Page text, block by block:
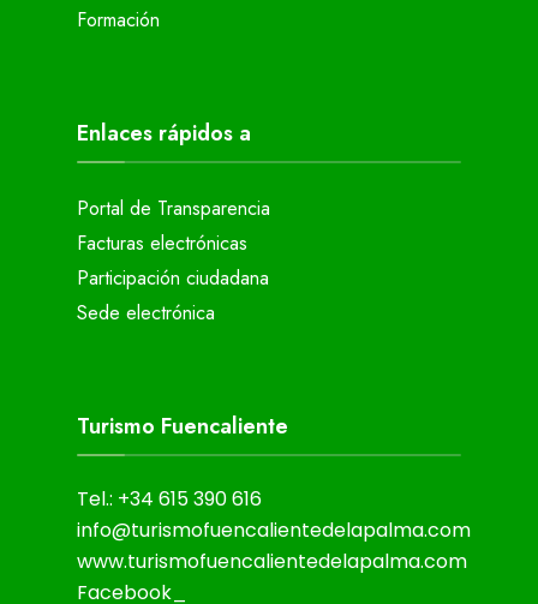
Formación
Enlaces rápidos a
Portal de Transparencia
Facturas electrónicas
Participación ciudadana
Sede electrónica
Turismo Fuencaliente
Tel.: +34 615 390 616
info@turismofuencalientedelapalma.com
www.turismofuencalientedelapalma.com
Facebook_